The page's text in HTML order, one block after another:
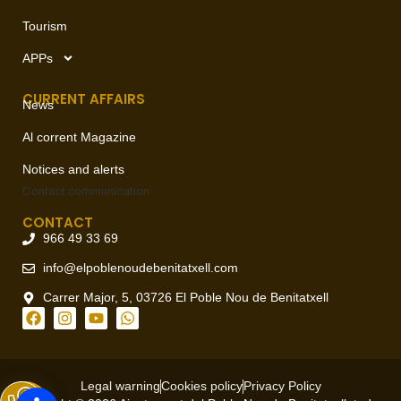
Tourism
APPs
CURRENT AFFAIRS
News
Al corrent Magazine
Notices and alerts
Contact communication
CONTACT
966 49 33 69
info@elpoblenoudebenitatxell.com
Carrer Major, 5, 03726 El Poble Nou de Benitatxell
Legal warningCookies policyPrivacy Policy